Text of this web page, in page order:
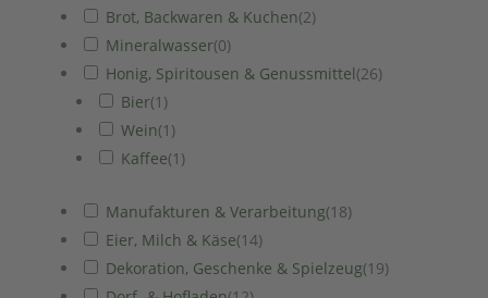
Brot, Backwaren & Kuchen(2)
Mineralwasser(0)
Honig, Spiritousen & Genussmittel(26)
Bier(1 )
Wein(1 )
Kaffee(1 )
Manufakturen & Verarbeitung(18)
Eier, Milch & Käse(14)
Dekoration, Geschenke & Spielzeug(19)